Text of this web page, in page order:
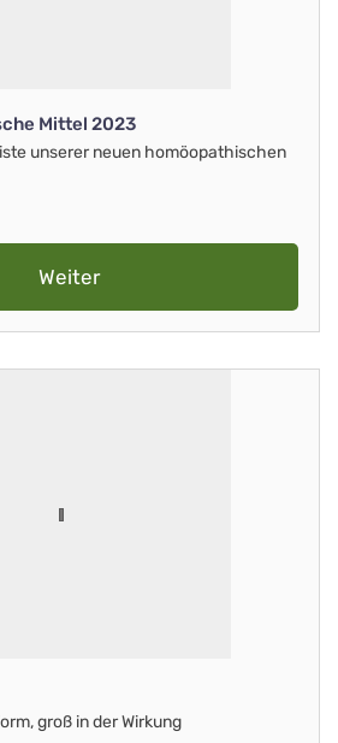
Mittel 2023
unserer neuen homöopathischen
Weiter
groß in der Wirkung